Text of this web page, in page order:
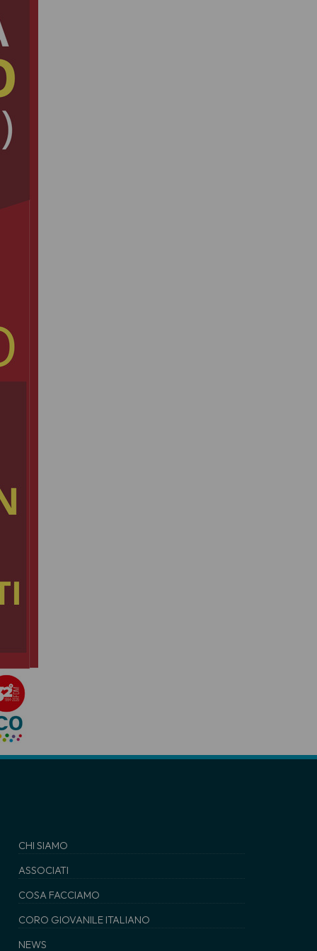
CHI SIAMO
ASSOCIATI
COSA FACCIAMO
CORO GIOVANILE ITALIANO
NEWS